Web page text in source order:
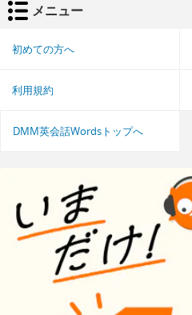
メニュー
初めての方へ
利用規約
DMM英会話Wordsトップへ